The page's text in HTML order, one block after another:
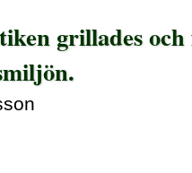
grillades och